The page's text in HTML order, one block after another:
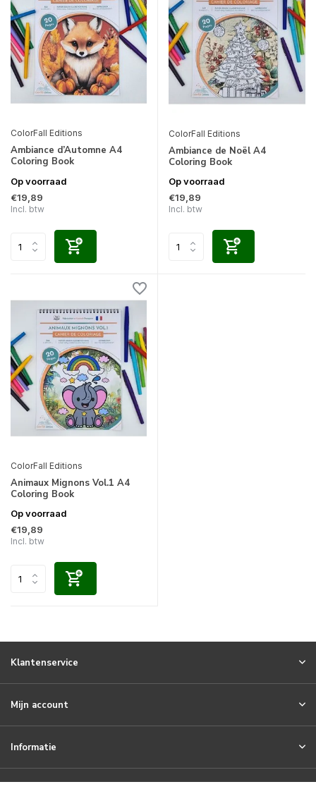
ColorFall Editions
Ambiance d’Automne A4
Coloring Book
Op voorraad
€19,89
Incl. btw
ColorFall Editions
Ambiance de Noël A4
Coloring Book
Op voorraad
€19,89
Incl. btw
ColorFall Editions
Animaux Mignons Vol.1 A4
Coloring Book
Op voorraad
€19,89
Incl. btw
Klantenservice
Mijn account
Informatie